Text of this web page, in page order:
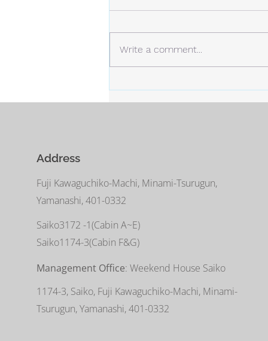
今年の冬は、今のところ雪は少な
所。 白い雪と青い空。
Write a comment...
Address
Fuji Kawaguchiko-Machi, Minami-Tsurugun,
Yamanashi, 401-0332
Saiko3172 -1(Cabin A~E)
Saiko1174-3(​Cabin F&G)
Management Office: Weekend House Saiko
1174-3, Saiko, Fuji Kawaguchiko-Machi, Minami-
Tsurugun, Yamanashi, 401-0332